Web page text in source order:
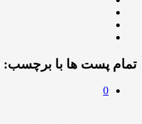
تمام پست ها با برچسب:
0